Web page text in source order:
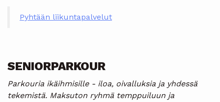
Pyhtään liikuntapalvelut
SENIORPARKOUR
Parkouria ikäihmisille - iloa, oivalluksia ja yhdessä
tekemistä. Maksuton ryhmä temppuiluun ja